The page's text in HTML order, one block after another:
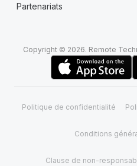
Partenariats
Copyright © 2026. Remote
Politique de confidentialité
Conditions
Clause de non-